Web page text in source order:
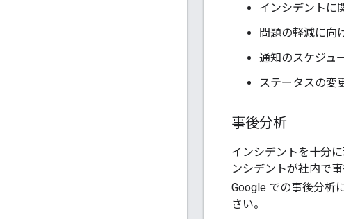
インシデントに
問題の軽減に向
通知のスケジュ
ステータスの変
事後分析
インシデントを十分
ンシデントが社内で
Google での事後分析
さい。